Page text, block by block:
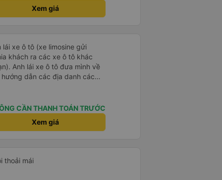
Xem giá
xe ô tô (xe limosine gửi
khách ra các xe ô tô khác
về
dẫn các địa danh các
để ý khi anh trả khách thì
anh lái
mình về những quan điểm
xin tên của anh chỉ biết anh ở
được anh lái xe tiếp và anh
người biết đến anh hơn.
CẦN THANH TOÁN TRƯỚC
Xem giá
thoải mái